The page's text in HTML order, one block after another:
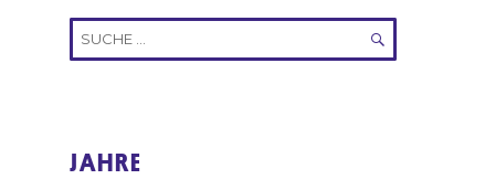
SUCHEN
JAHRE